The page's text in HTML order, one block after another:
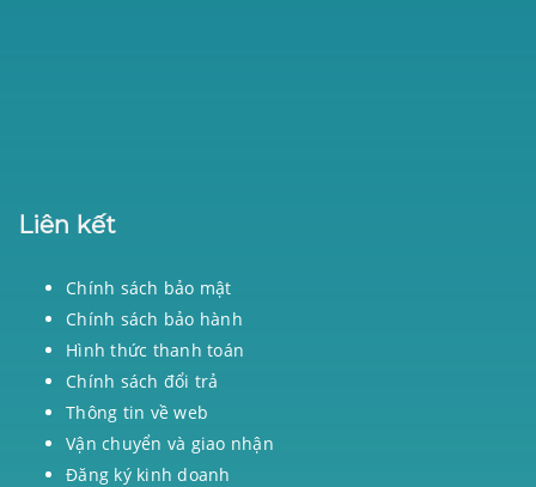
Liên kết
Chính sách bảo mật
Chính sách bảo hành
Hình thức thanh toán
Chính sách đổi trả
Thông tin về web
Vận chuyển và giao nhận
Đăng ký kinh doanh